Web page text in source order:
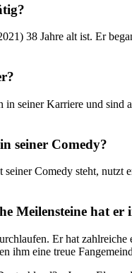
38 Jahre alt ist. Er
seiner Karriere und
seiner Comedy?
Comedy steht,
Meilensteine hat er
Er hat
ihm eine treue